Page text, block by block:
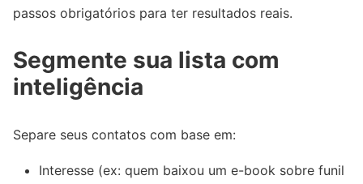
passos obrigatórios para ter resultados reais.
Segmente sua lista com
inteligência
Separe seus contatos com base em:
Interesse (ex: quem baixou um e-book sobre funil